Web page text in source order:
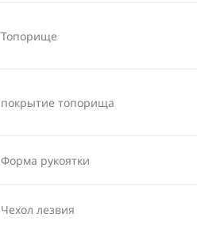
Топорище
покрытие топорища
Форма рукоятки
Чехол лезвия